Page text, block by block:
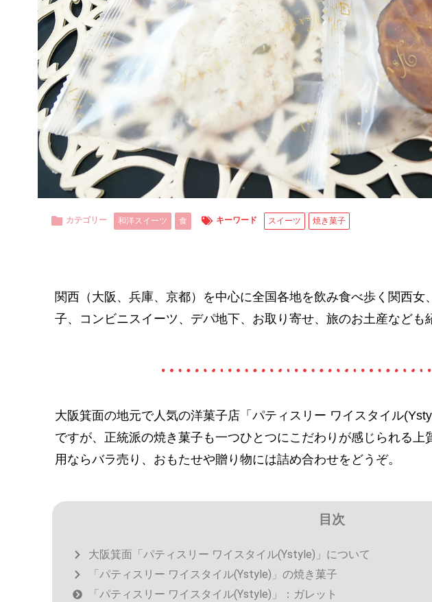
カテゴリー 和洋スイーツ 食 キーワード スイーツ 焼き菓子
関西（大阪、兵庫、京都）を中心に全国各地を飲み食べ歩く関西女
子、コンビニスイーツ、デパ地下、お取り寄せ、旅のお土産なども
大阪箕面の地元で人気の洋菓子店「パティスリー ワイスタイル
ですが、正統派の焼き菓子も一つひとつにこだわりが感じられる上
用ならバラ売り、おもたせや贈り物には詰め合わせをどうぞ。
目次
大阪箕面「パティスリー ワイスタイル(Ystyle)」について
「パティスリー ワイスタイル(Ystyle)」の焼き菓子
「パティスリー ワイスタイル(Ystyle)」：ガレット